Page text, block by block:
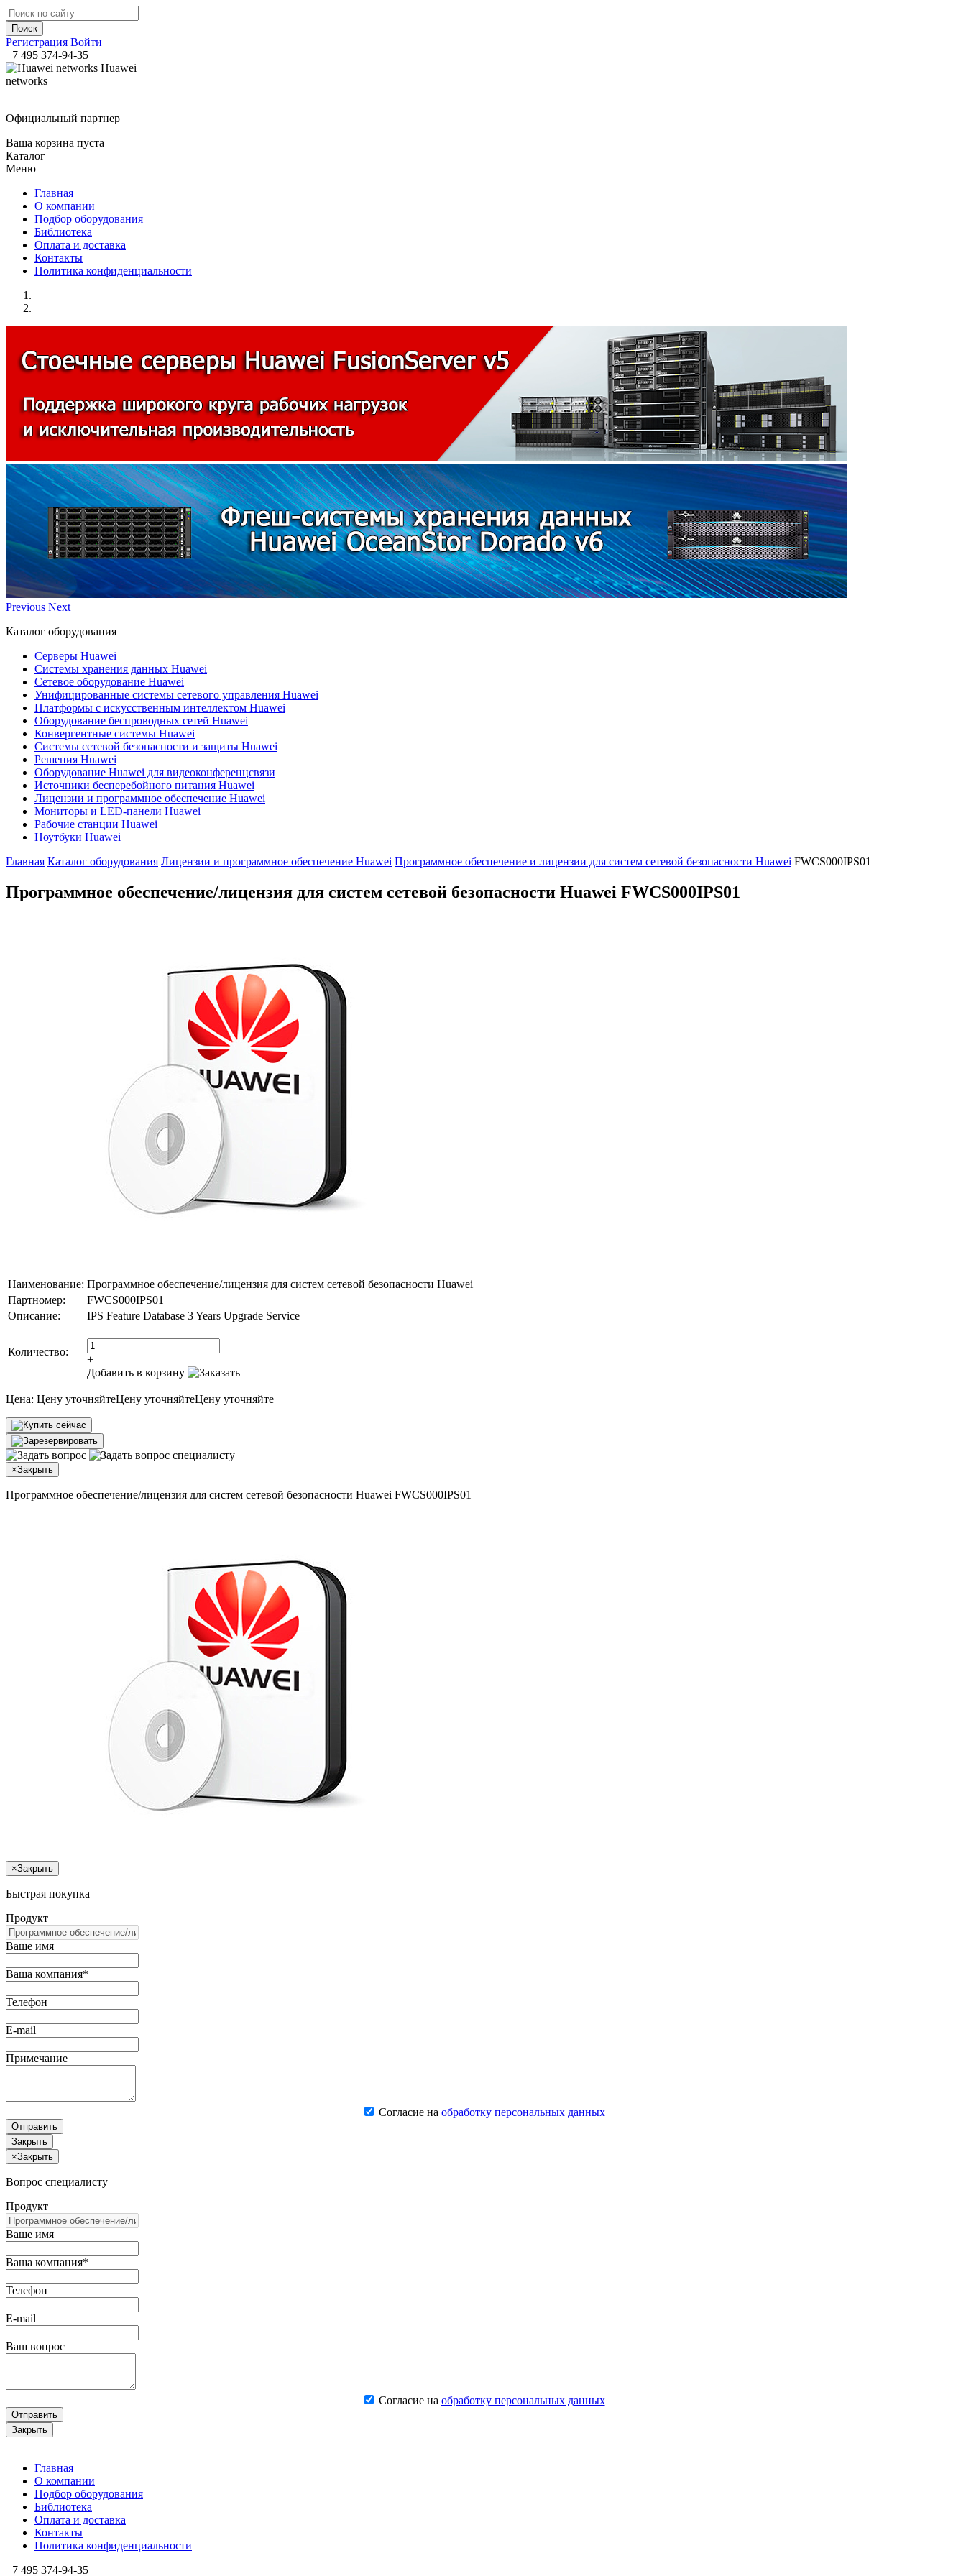
Регистрация Войти
+7 495 374-94-35
Huawei
networks
Официальный партнер
Ваша корзина пуста
Каталог
Меню
Главная
О компании
Подбор оборудования
Библиотека
Оплата и доставка
Контакты
Политика конфиденциальности
Previous Next
Каталог оборудования
Серверы Huawei
Системы хранения данных Huawei
Сетевое оборудование Huawei
Унифицированные системы сетевого управления Huawei
Платформы с искусственным интеллектом Huawei
Оборудование беспроводных сетей Huawei
Конвергентные системы Huawei
Системы сетевой безопасности и защиты Huawei
Решения Huawei
Оборудование Huawei для видеоконференцсвязи
Источники бесперебойного питания Huawei
Лицензии и программное обеспечение Huawei
Мониторы и LED-панели Huawei
Рабочие станции Huawei
Ноутбуки Huawei
Главная Каталог оборудования Лицензии и программное обеспечение Huawei Программное обеспечение и лицензии для систем сетевой безопасности Huawei FWCS000IPS01
Программное обеспечение/лицензия для систем сетевой безопасности Huawei FWCS000IPS01
Наименование: Программное обеспечение/лицензия для систем сетевой безопасности Huawei
Партномер:
FWCS000IPS01
Описание:
IPS Feature Database 3 Years Upgrade Service
Количество:
–
+
Добавить в корзину
Цена: Цену уточняйтеЦену уточняйтеЦену уточняйте
×Закрыть
Программное обеспечение/лицензия для систем сетевой безопасности Huawei FWCS000IPS01
×Закрыть
Быстрая покупка
Продукт
Ваше имя
Ваша компания*
Телефон
E-mail
Примечание
Согласие на обработку персональных данных
Отправить
Закрыть
×Закрыть
Вопрос специалисту
Продукт
Ваше имя
Ваша компания*
Телефон
E-mail
Ваш вопрос
Согласие на обработку персональных данных
Отправить
Закрыть
Главная
О компании
Подбор оборудования
Библиотека
Оплата и доставка
Контакты
Политика конфиденциальности
+7 495 374-94-35